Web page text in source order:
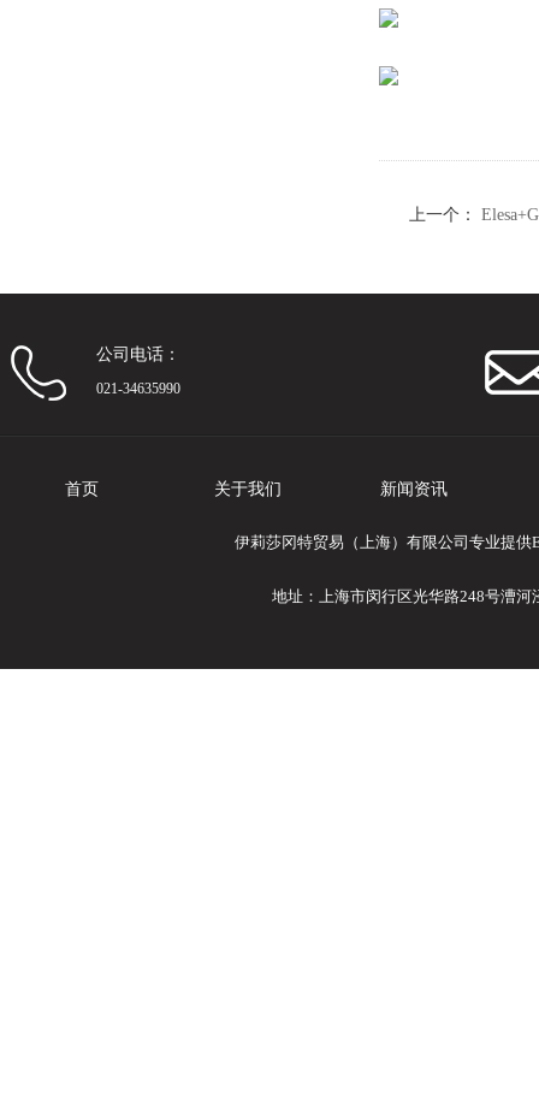
上一个：
公司电话：
021-34635990
首页 关于我们 新闻资讯
伊莉莎冈特贸易（上海）有限公司专业提供
地址：上海市闵行区光华路248号漕